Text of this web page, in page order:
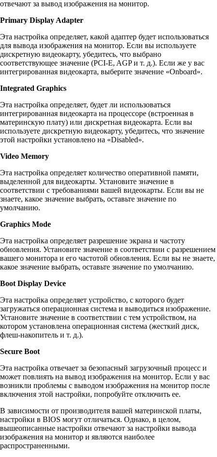
отвечают за вывод изображения на монитор.
Primary Display Adapter
Эта настройка определяет, какой адаптер будет использоваться
для вывода изображения на монитор. Если вы используете
дискретную видеокарту, убедитесь, что выбрано
соответствующее значение (PCI-E, AGP и т. д.). Если же у вас
интегрированная видеокарта, выберите значение «Onboard».
Integrated Graphics
Эта настройка определяет, будет ли использоваться
интегрированная видеокарта на процессоре (встроенная в
материнскую плату) или дискретная видеокарта. Если вы
используете дискретную видеокарту, убедитесь, что значение
этой настройки установлено на «Disabled».
Video Memory
Эта настройка определяет количество оперативной памяти,
выделенной для видеокарты. Установите значение в
соответствии с требованиями вашей видеокарты. Если вы не
знаете, какое значение выбрать, оставьте значение по
умолчанию.
Graphics Mode
Эта настройка определяет разрешение экрана и частоту
обновления. Установите значение в соответствии с разрешением
вашего монитора и его частотой обновления. Если вы не знаете,
какое значение выбрать, оставьте значение по умолчанию.
Boot Display Device
Эта настройка определяет устройство, с которого будет
загружаться операционная система и выводиться изображение.
Установите значение в соответствии с тем устройством, на
котором установлена операционная система (жесткий диск,
флеш-накопитель и т. д.).
Secure Boot
Эта настройка отвечает за безопасный загрузочный процесс и
может повлиять на вывод изображения на монитор. Если у вас
возникли проблемы с выводом изображения на монитор после
включения этой настройки, попробуйте отключить ее.
В зависимости от производителя вашей материнской платы,
настройки в BIOS могут отличаться. Однако, в целом,
вышеописанные настройки отвечают за настройки вывода
изображения на монитор и являются наиболее
распространенными.